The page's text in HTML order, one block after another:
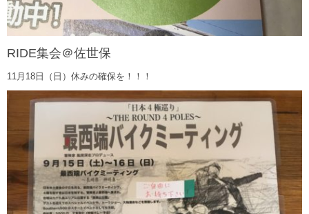
RIDE集会＠佐世保
11月18日（日）休みの確保を！！！